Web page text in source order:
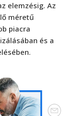
elemzésig. Az
méretű
piacra
és a